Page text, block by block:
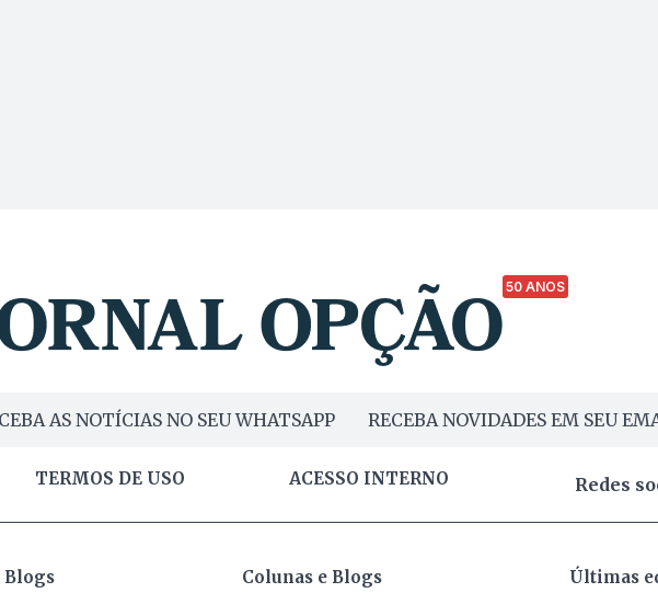
50 ANOS
AS NOTÍCIAS NO SEU WHATSAPP RECEBA NOVIDADES EM SEU
TERMOS DE USO ACESSO INTERNO Redes
Blogs Colunas e Blogs Últimas